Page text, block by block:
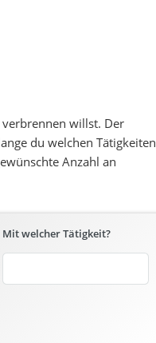
willst. Der
du welchen Tätigkeiten
Anzahl an
Mit welcher Tätigkeit?